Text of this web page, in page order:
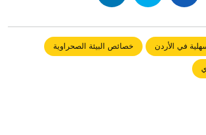
في الأردن خصائص البيئة الصحراوية